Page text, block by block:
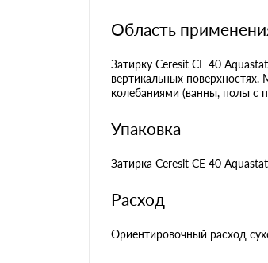
Область
Затирку Ceresit CE 40
вертикальных
колебаниями (ванны, полы с
Упаковка
Затирка Ceresit CE 40
Расход
Ориентировочный расход